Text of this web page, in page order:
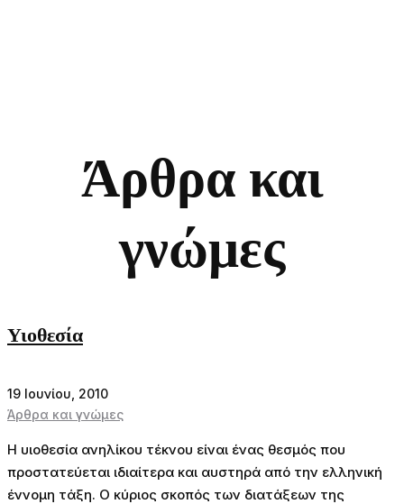
Άρθρα και
γνώμες
Υιοθεσία
19 Ιουνίου, 2010
Άρθρα και γνώμες
Η υιοθεσία ανηλίκου τέκνου είναι ένας θεσμός που
προστατεύεται ιδιαίτερα και αυστηρά από την ελληνική
έννομη τάξη. Ο κύριος σκοπός των διατάξεων της